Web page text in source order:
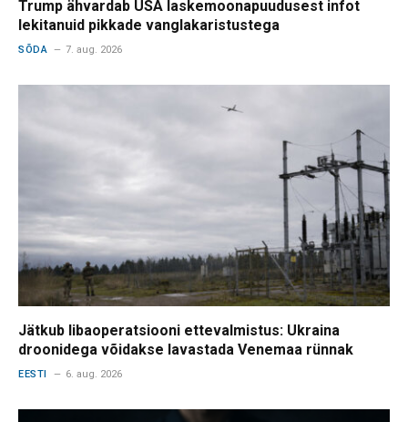
Trump ähvardab USA laskemoonapuudusest infot
lekitanuid pikkade vanglakaristustega
SÕDA 7. aug. 2026
Jätkub libaoperatsiooni ettevalmistus: Ukraina
droonidega võidakse lavastada Venemaa rünnak
EESTI 6. aug. 2026